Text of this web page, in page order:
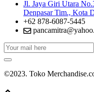
Jl. Jaya Giri Utara
Denpasar Tim., Kota
+62 878-6087-5445
©2023. Toko